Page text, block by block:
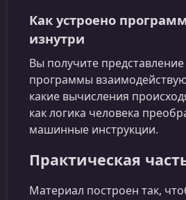
Как устроено
изнутри
Вы получите
программы
какие вычисления
как логика человека
машинные инструкции.
Практическая
Материал построен так,